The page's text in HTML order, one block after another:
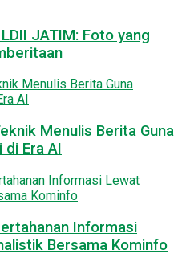
JATIM: Foto yang
Menulis Berita Guna
di Era AI
Informasi
Bersama Kominfo